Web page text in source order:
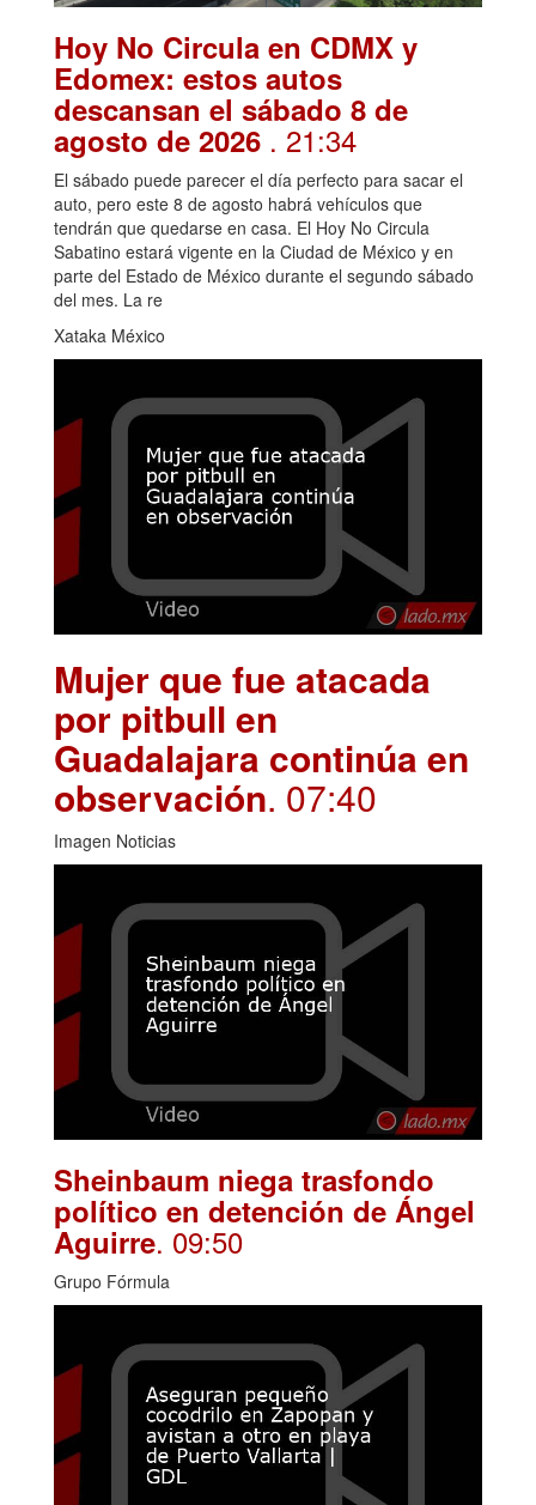
Hoy No Circula en CDMX y
Edomex: estos autos
descansan el sábado 8 de
agosto de 2026 . 21:34
El sábado puede parecer el día perfecto para sacar el
auto, pero este 8 de agosto habrá vehículos que
tendrán que quedarse en casa. El Hoy No Circula
Sabatino estará vigente en la Ciudad de México y en
parte del Estado de México durante el segundo sábado
del mes. La re
Xataka México
Mujer que fue atacada
por pitbull en
Guadalajara continúa en
observación. 07:40
Imagen Noticias
Sheinbaum niega trasfondo
político en detención de Ángel
Aguirre. 09:50
Grupo Fórmula